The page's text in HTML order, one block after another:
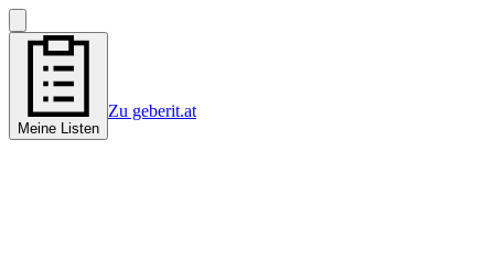
Meine Listen
Zu geberit.at